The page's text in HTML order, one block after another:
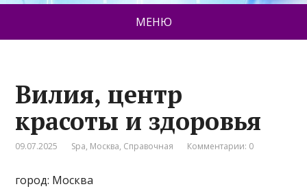
МЕНЮ
Вилия, центр
красоты и здоровья
09.07.2025 Spa, Москва, Справочная Комментарии: 0
город: Москва